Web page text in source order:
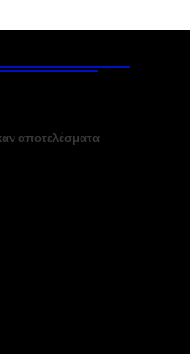
αποτελέσματα